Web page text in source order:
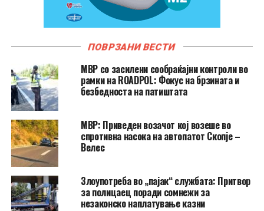
ПОВРЗАНИ ВЕСТИ
МВР со засилени сообраќајни контроли во
рамки на ROADPOL: Фокус на брзината и
безбедноста на патиштата
МВР: Приведен возачот кој возеше во
спротивна насока на автопатот Скопје –
Велес
Злоупотреба во „пајак“ службата: Притвор
за полицаец поради сомнежи за
незаконско наплатување казни